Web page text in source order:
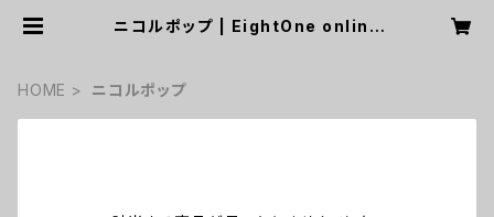
ニコルポップ | EightOne online
HOME ニコルポップ